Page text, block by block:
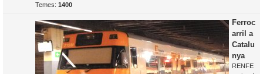
Temes: 1400
Ferroc
arril a
Catalu
nya
RENFE